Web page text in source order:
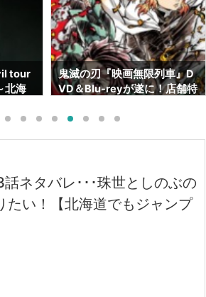
次へ

検索
』D
舗特
鬼滅の刃画集『幾星霜』が素
晴らしい！！ネタバレも！！
も売ってます】
話ネタバレ･･･珠世としのぶの
たい！【北海道でもジャンプ